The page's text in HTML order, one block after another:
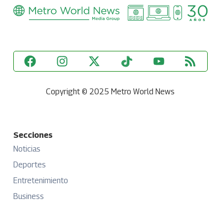
Copyright © 2025 Metro World News
Secciones
Noticias
Deportes
Entretenimiento
Business